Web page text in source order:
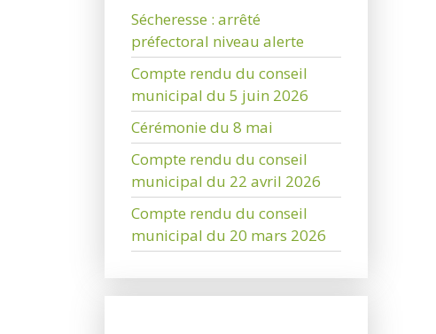
Sécheresse : arrêté
préfectoral niveau alerte
Compte rendu du conseil
municipal du 5 juin 2026
Cérémonie du 8 mai
Compte rendu du conseil
municipal du 22 avril 2026
Compte rendu du conseil
municipal du 20 mars 2026